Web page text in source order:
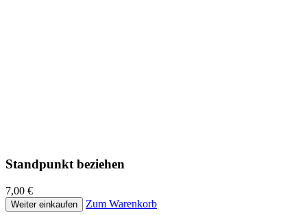
Standpunkt beziehen
7,00 €
Weiter einkaufen Zum Warenkorb